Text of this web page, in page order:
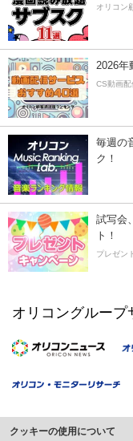
オリコン
2026年
CS動画
毎週の
ク！
試写会
ト！
プレゼン
オリコングループ
クッキーの使用について